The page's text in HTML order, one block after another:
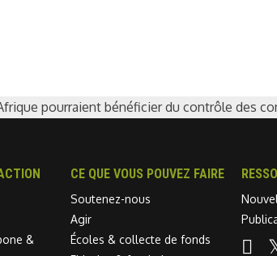
pourraient bénéficier du contrôle des
&
CE QUE VOUS POUVEZ FAIRE
Soutenez-nous
Agir
Écoles & collecte de fonds